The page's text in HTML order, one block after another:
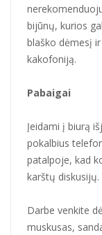
bijūnų, kurios
blaško dėmesį
kakofoniją.
Pabaigai
Įeidami į biurą
pokalbius
patalpoje, kad
karštų diskusijų.
Darbe venkite
muskusas,